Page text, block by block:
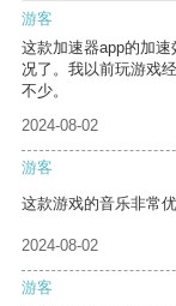
游客
这款加速器app的加
况了。我以前玩游戏
不少。
2024-08-02
游客
这款游戏的音乐非常
2024-08-02
游客